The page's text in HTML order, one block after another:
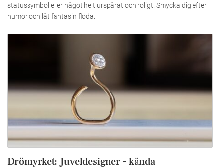
statussymbol eller något helt urspårat och roligt. Smycka dig efter
humör och låt fantasin flöda.
Drömyrket: Juveldesigner – kända